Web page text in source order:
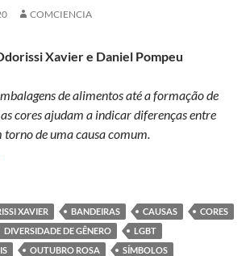
COMCIENCIA
Xavier e Daniel Pompeu
de alimentos até a formação de
cores ajudam a indicar diferenças entre
torno de uma causa comum.
bandeiras: como as cores são usadas para
XAVIER BANDEIRAS CAUSAS
CORES
DIVERSIDADE DE GÊNERO
LGBT
OUTUBRO ROSA SÍMBOLOS